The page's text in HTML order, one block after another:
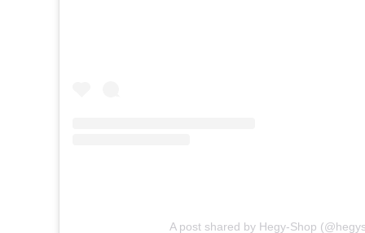
A post shared by Hegy-Shop